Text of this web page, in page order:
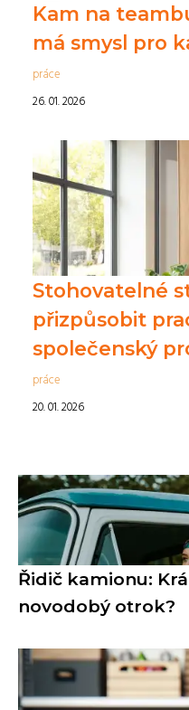
Kam na
má smysl pro
práce
26. 01. 2026
Stohovatelné
přizpůsobit
společenský
práce
20. 01. 2026
Řidič kamionu:
novodobý otrok?